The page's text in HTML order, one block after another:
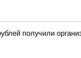
получили